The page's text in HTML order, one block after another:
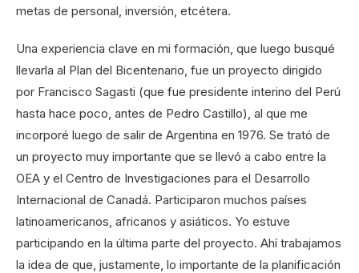
metas de personal, inversión, etcétera.
Una experiencia clave en mi formación, que luego busqué
llevarla al Plan del Bicentenario, fue un proyecto dirigido
por Francisco Sagasti (que fue presidente interino del Perú
hasta hace poco, antes de Pedro Castillo), al que me
incorporé luego de salir de Argentina en 1976. Se trató de
un proyecto muy importante que se llevó a cabo entre la
OEA y el Centro de Investigaciones para el Desarrollo
Internacional de Canadá. Participaron muchos países
latinoamericanos, africanos y asiáticos. Yo estuve
participando en la última parte del proyecto. Ahí trabajamos
la idea de que, justamente, lo importante de la planificación